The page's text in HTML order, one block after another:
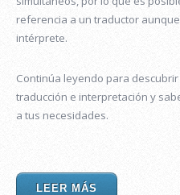
referencia a un traductor
intérprete.
Continúa leyendo para
traducción e interpretación y
a tus necesidades.
LEER MÁS